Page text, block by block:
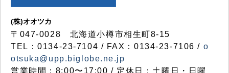
(株)オオツカ
〒047-0028 北海道小樽市相生町8-15
TEL：0134-23-7104 / FAX：0134-23-7106 / o
otsuka@upp.biglobe.ne.jp
営業時間：8:00〜17:00 / 定休日：土曜日・日曜